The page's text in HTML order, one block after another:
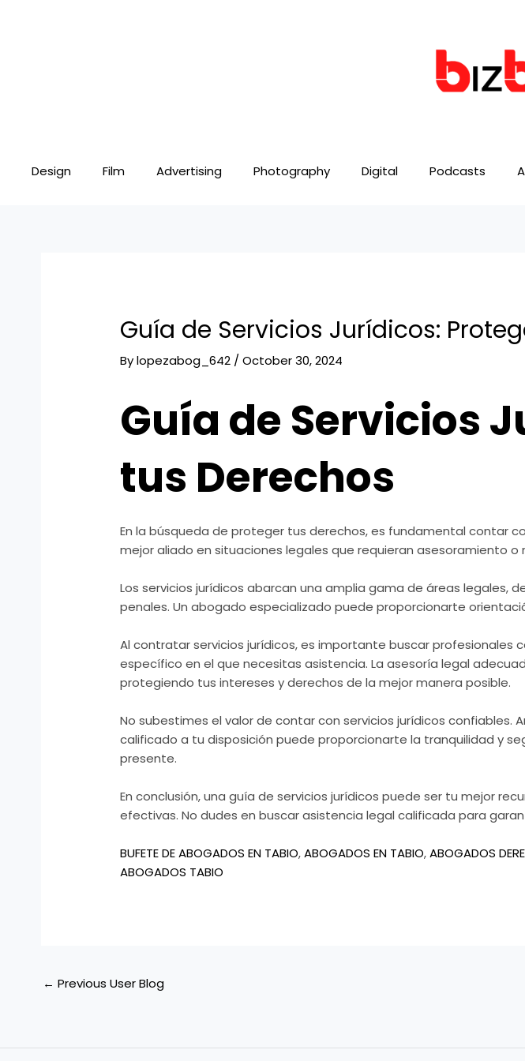
Design Film Advertising Photography Digital Podcasts
Guía de Servicios Jurídicos:
Bylopezabog_642 /October 30, 2024
Guía de Servicios
tus Derechos
En la búsqueda de proteger tus derechos, es fundamental contar
mejor aliado en situaciones legales que requieran asesoramiento o
Los servicios jurídicos abarcan una amplia gama de áreas
penales. Un abogado especializado puede proporcionarte
Al contratar servicios jurídicos, es importante buscar
específico en el que necesitas asistencia. La asesoría legal
protegiendo tus intereses y derechos de la mejor manera posible.
No subestimes el valor de contar con servicios jurídicos
calificado a tu disposición puede proporcionarte la tranquilidad y
presente.
En conclusión, una guía de servicios jurídicos puede ser tu mejor
efectivas. No dudes en buscar asistencia legal calificada para
BUFETE DE ABOGADOS EN TABIO,ABOGADOS EN TABIO,ABOGADOS
ABOGADOS TABIO
← Previous User Blog